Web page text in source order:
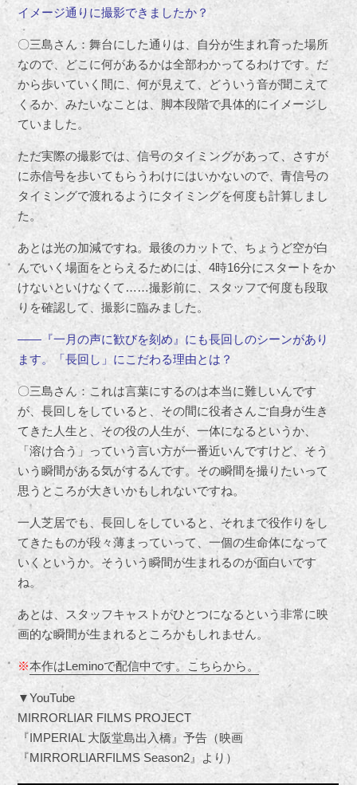
イメージ通りに撮影できましたか？
〇三島さん：舞台にした通りは、自分が生まれ育った場所
なので、どこに何があるかは全部わかってるわけです。だ
から歩いていく間に、何が見えて、どういう音が聞こえて
くるか、みたいなことは、脚本段階で具体的にイメージし
ていました。
ただ実際の撮影では、信号のタイミングがあって、さすが
に赤信号を歩いてもらうわけにはいかないので、青信号の
タイミングで渡れるようにタイミングを何度も計算しまし
た。
あとは光の加減ですね。最後のカットで、ちょうど空が白
んでいく場面をとらえるためには、4時16分にスタートをか
けないといけなくて……撮影前に、スタッフで何度も段取
りを確認して、撮影に臨みました。
――『一月の声に歓びを刻め』にも長回しのシーンがあり
ます。「長回し」にこだわる理由とは？
〇三島さん：これは言葉にするのは本当に難しいんです
が、長回しをしていると、その間に役者さんご自身が生き
てきた人生と、その役の人生が、一体になるというか、
「溶け合う」っていう言い方が一番近いんですけど、そう
いう瞬間がある気がするんです。その瞬間を撮りたいって
思うところが大きいかもしれないですね。
一人芝居でも、長回しをしていると、それまで役作りをし
てきたものが段々薄まっていって、一個の生命体になって
いくというか。そういう瞬間が生まれるのが面白いです
ね。
あとは、スタッフキャストがひとつになるという非常に映
画的な瞬間が生まれるところかもしれません。
※本作はLeminoで配信中です。こちらから。
▼YouTube
MIRRORLIAR FILMS PROJECT
『IMPERIAL 大阪堂島出入橋』予告（映画
『MIRRORLIARFILMS Season2』より）